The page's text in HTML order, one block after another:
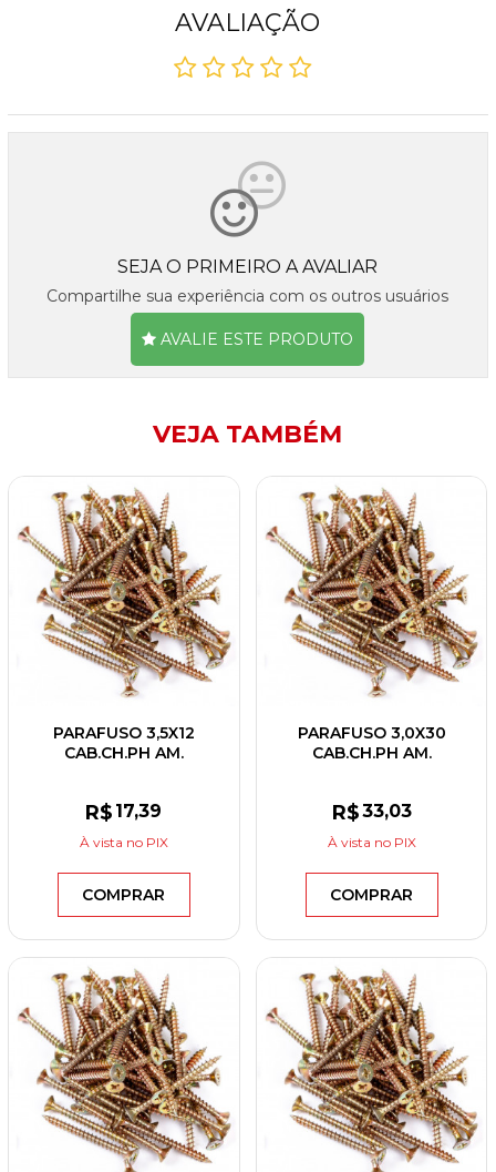
AVALIAÇÃO
SEJA O PRIMEIRO A AVALIAR
Compartilhe sua experiência com os outros usuários
AVALIE ESTE PRODUTO
VEJA TAMBÉM
PARAFUSO 3,5X12
CAB.CH.PH AM.
R$ 17,39
À vista no PIX
COMPRAR
PARAFUSO 3,0X30
CAB.CH.PH AM.
R$33,03
À vista no PIX
COMPRAR